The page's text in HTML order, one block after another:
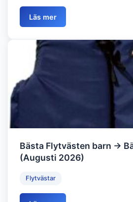
Läs mer
Bästa Flytvästen barn →
(Augusti 2026)
Flytvästar